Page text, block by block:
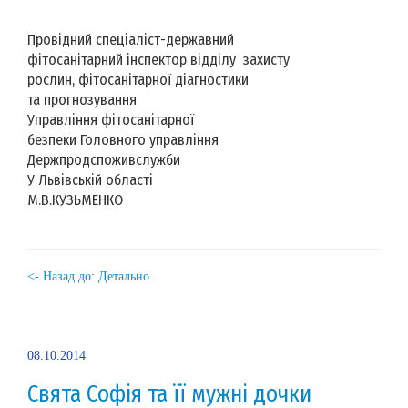
Провідний спеціаліст-державний
фітосанітарний інспектор відділу захисту
рослин, фітосанітарної діагностики
та прогнозування
Управління фітосанітарної
безпеки Головного управління
Держпродспоживслужби
У Львівській області
М.В.КУЗЬМЕНКО
<- Назад до: Детально
08.10.2014
Свята Софія та її мужні дочки